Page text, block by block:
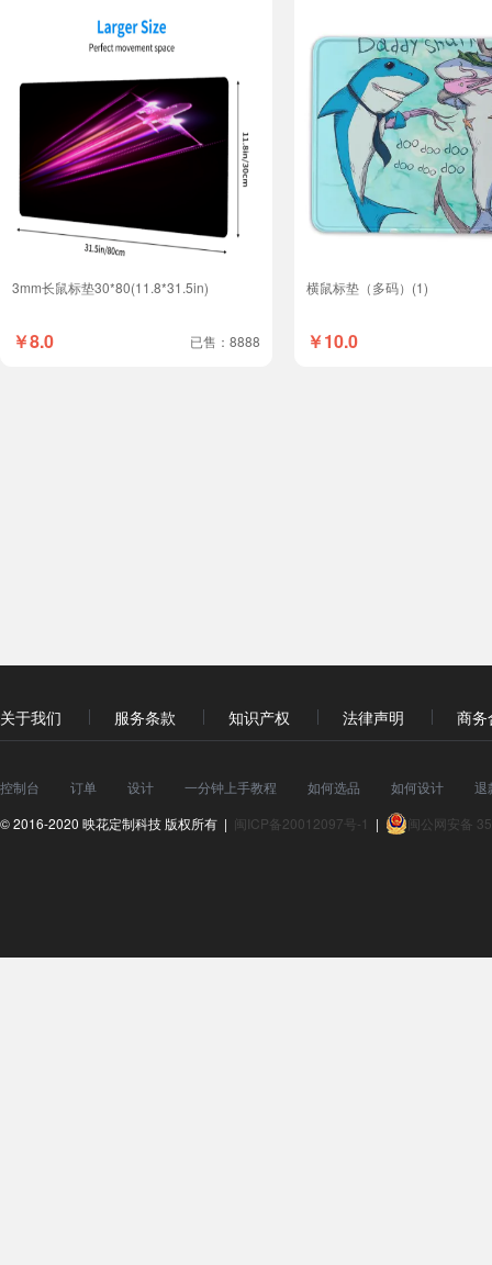
3mm长鼠标垫30*80(11.8*31.5in)
￥8.0 已售：8888
横鼠标垫（多码）(1)
￥10.0
关于我们 服务条款 知识产权 法律声明 商务
控制台 订单 设计 一分钟上手教程 如何选品 如何设计
退
© 2016-2020 映花定制科技 版权所有 | 闽ICP备20012097号-1 | 闽公网安备